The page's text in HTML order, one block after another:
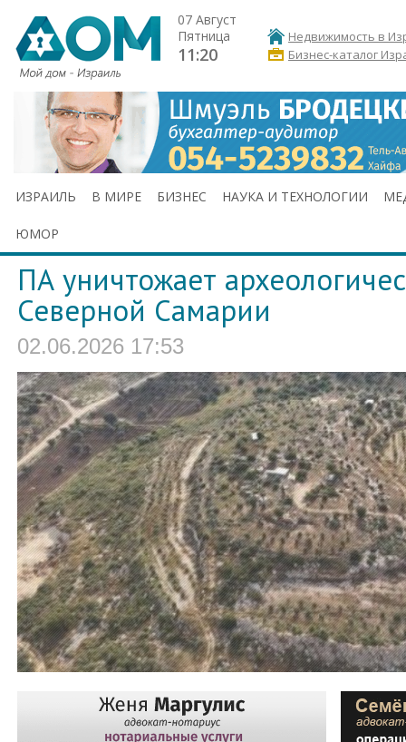
07 Август
Пятница
11:20
Недвижимость в
Бизнес-каталог
ИЗРАИЛЬ В МИРЕ БИЗНЕС НАУКА И ТЕХНОЛОГИИ
ЮМОР
ПА уничтожает
Северной Самарии
02.06.2026 17:53